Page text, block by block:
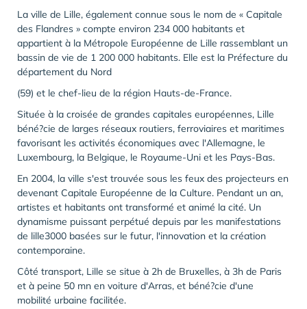
La ville de Lille, également connue sous le nom de « Capitale
des Flandres » compte environ 234 000 habitants et
appartient à la Métropole Européenne de Lille rassemblant un
bassin de vie de 1 200 000 habitants. Elle est la Préfecture du
département du Nord
(59) et le chef-lieu de la région Hauts-de-France.
Située à la croisée de grandes capitales européennes, Lille
béné?cie de larges réseaux routiers, ferroviaires et maritimes
favorisant les activités économiques avec l'Allemagne, le
Luxembourg, la Belgique, le Royaume-Uni et les Pays-Bas.
En 2004, la ville s'est trouvée sous les feux des projecteurs en
devenant Capitale Européenne de la Culture. Pendant un an,
artistes et habitants ont transformé et animé la cité. Un
dynamisme puissant perpétué depuis par les manifestations
de lille3000 basées sur le futur, l'innovation et la création
contemporaine.
Côté transport, Lille se situe à 2h de Bruxelles, à 3h de Paris
et à peine 50 mn en voiture d'Arras, et béné?cie d'une
mobilité urbaine facilitée.